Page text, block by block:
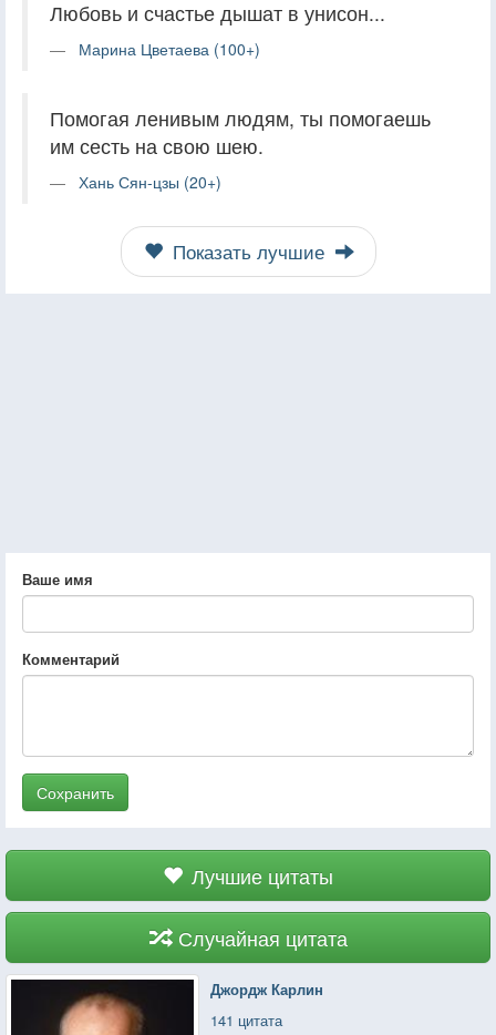
Любовь и счастье дышат в унисон...
Марина Цветаева (100+)
Помогая ленивым людям, ты помогаешь
им сесть на свою шею.
Хань Сян-цзы (20+)
Показать лучшие
Ваше имя
Комментарий
Сохранить
Лучшие цитаты
Случайная цитата
Джордж Карлин
141 цитата